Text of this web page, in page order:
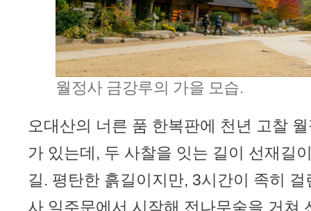
월정사 금강루의 가을 모습.
오대산의 너른 품 한복판에 천년 고찰
가 있는데, 두 사찰을 잇는 길이 선재길
길. 평탄한 흙길이지만, 3시간이 족히
사 일주문에서 시작해 전나무숲을 거쳐